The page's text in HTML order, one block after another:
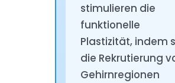
stimulieren die
funktionelle
Plastizität, indem
die Rekrutierung
Gehirnregionen